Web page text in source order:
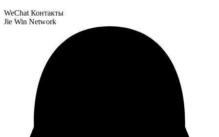
WeChat Контакты
Jie Win Network